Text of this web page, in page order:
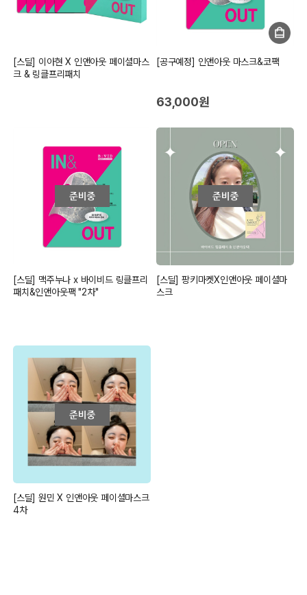
[스딜] 이아현 X 인앤아웃 페이셜마스
크 & 링클프리패치
[공구예정] 인앤아웃 마스크&코팩
63,000원
[스딜] 맥주누나 x 바이비드 링클프리
패치&인앤아웃팩 "2차"
[스딜] 팡키마켓X인앤아웃 페이셜마
스크
[스딜] 원민 X 인앤아웃 페이셜마스크
4차